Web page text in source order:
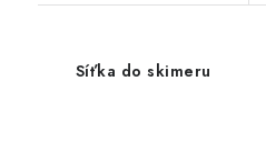
Síťka do skimeru